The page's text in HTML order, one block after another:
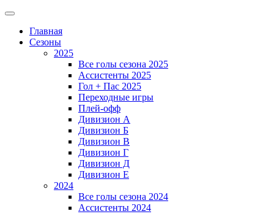
Главная
Сезоны
2025
Все голы сезона 2025
Ассистенты 2025
Гол + Пас 2025
Переходные игры
Плей-офф
Дивизион A
Дивизион Б
Дивизион В
Дивизион Г
Дивизион Д
Дивизион Е
2024
Все голы сезона 2024
Ассистенты 2024